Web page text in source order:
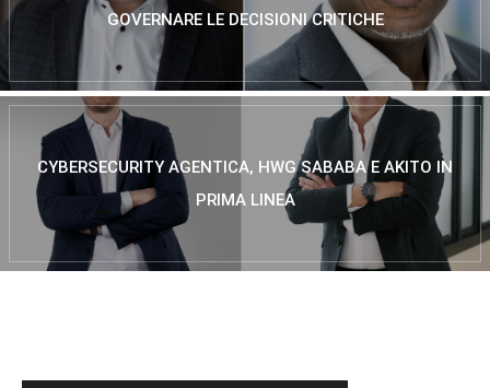
GOVERNARE LE DECISIONI CRITICHE
CYBERSECURITY AGENTICA, HWG SABABA E AKITO IN
PRIMA LINEA